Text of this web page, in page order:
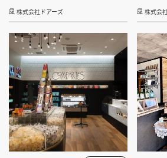
株式会社ドアーズ
株式会